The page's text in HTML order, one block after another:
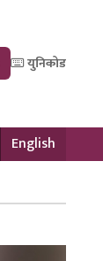
युनिकोड
English